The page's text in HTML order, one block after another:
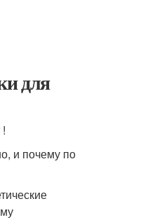
для
и почему по